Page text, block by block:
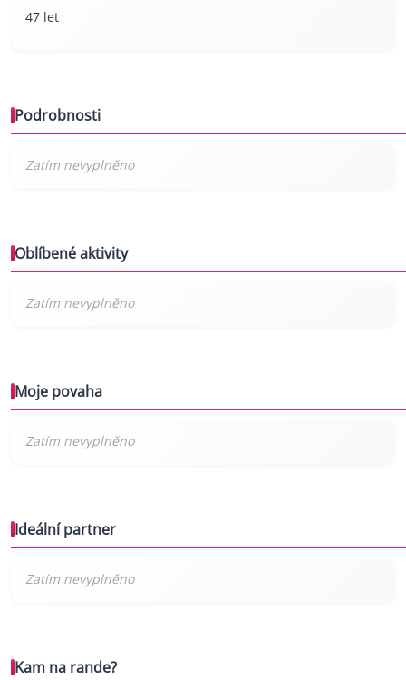
47 let
Podrobnosti
Oblíbené aktivity
Moje povaha
Ideální partner
Kam na rande?